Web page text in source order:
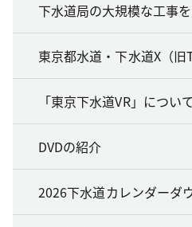
下水道局の大規模な工事
東京都水道・下水道X（旧
「東京下水道VR」につい
DVDの紹介
2026下水道カレンダーダ